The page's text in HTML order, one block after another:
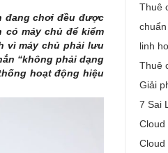
đang chơi đều được
có máy chủ để kiểm
vì máy chủ phải lưu
“không phải dạng
hoạt động hiệu
Thuê
linh
Thuê
Giải
7 Sai
Cloud
Cloud